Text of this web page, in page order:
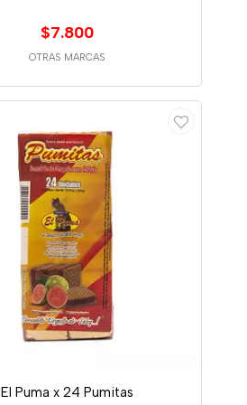
$7.800
OTRAS MARCAS
El Puma x 24 Pumitas